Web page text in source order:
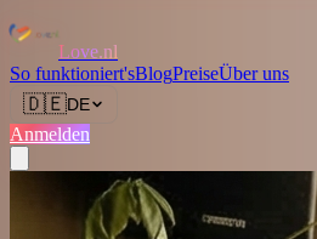
Love.nl
So funktioniert'sBlogPreiseÜber uns
🇩🇪DE
Anmelden